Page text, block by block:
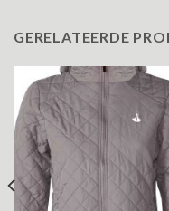
GERELATEERDE